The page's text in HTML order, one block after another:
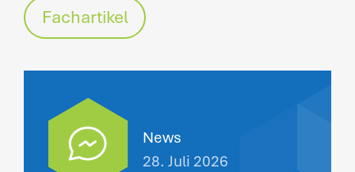
Fachartikel
News
28. Juli 2026